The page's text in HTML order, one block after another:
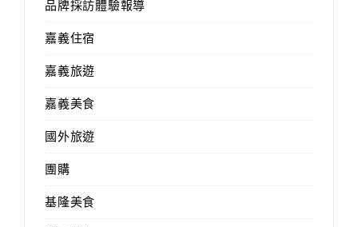
品牌採訪體驗報導
嘉義住宿
嘉義旅遊
嘉義美食
國外旅遊
團購
基隆美食